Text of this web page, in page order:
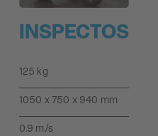
INSPECTOS
125 kg
1050 x 750 x 940 mm
0.9 m/s